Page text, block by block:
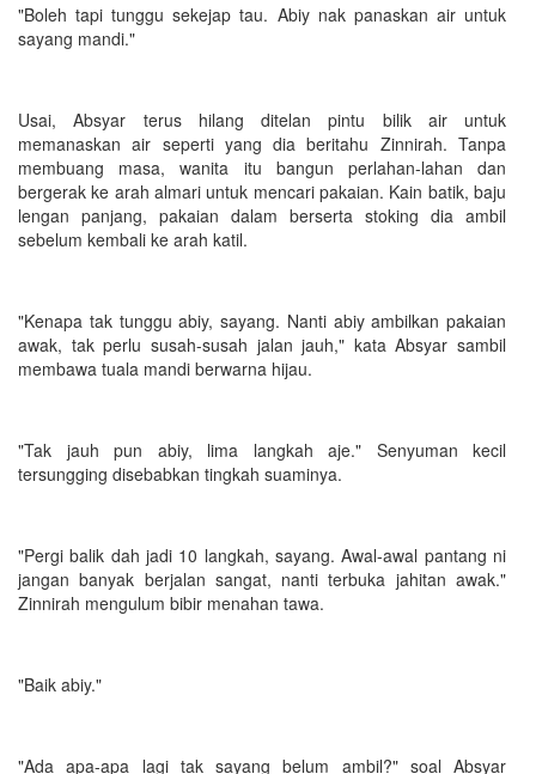
"Boleh tapi tunggu sekejap tau. Abiy nak panaskan air untuk
sayang mandi."
Usai, Absyar terus hilang ditelan pintu bilik air untuk
memanaskan air seperti yang dia beritahu Zinnirah. Tanpa
membuang masa, wanita itu bangun perlahan-lahan dan
bergerak ke arah almari untuk mencari pakaian. Kain batik, baju
lengan panjang, pakaian dalam berserta stoking dia ambil
sebelum kembali ke arah katil.
"Kenapa tak tunggu abiy, sayang. Nanti abiy ambilkan pakaian
awak, tak perlu susah-susah jalan jauh," kata Absyar sambil
membawa tuala mandi berwarna hijau.
"Tak jauh pun abiy, lima langkah aje." Senyuman kecil
tersungging disebabkan tingkah suaminya.
"Pergi balik dah jadi 10 langkah, sayang. Awal-awal pantang ni
jangan banyak berjalan sangat, nanti terbuka jahitan awak."
Zinnirah mengulum bibir menahan tawa.
"Baik abiy."
"Ada apa-apa lagi tak sayang belum ambil?" soal Absyar